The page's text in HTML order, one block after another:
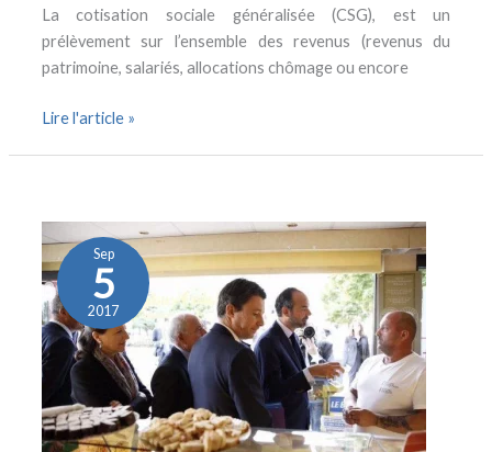
La cotisation sociale généralisée (CSG), est un
prélèvement sur l’ensemble des revenus (revenus du
patrimoine, salariés, allocations chômage ou encore
Lire l'article »
Sep
5
2017
les
artisans
et
indépendants
de
la
«
catastrophe
industrielle